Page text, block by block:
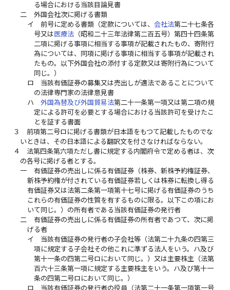
る場合における当該目論見書
二
外国会社次に掲げる書類
イ
前号に定める書類（定款については、 会社法第二十七条各
号又は医療法（昭和二十三年法律第二百五号）第四十四条第
二項に掲げる事項に相当する事項が記載されたもの、寄附行
為については、同項に掲げる事項に相当する事項が記載され
たもの。以下外国会社の添付する定款又は寄附行為について
同じ。）
ロ
当該有価証券の募集又は売出しが適法であることについて
の法律専門家の法律意見書
ハ
外国為替及び外国貿易法第二十一条第一項又は第二項の規
定による許可を必要とする場合における当該許可を受けたこ
とを証する書面
３
前項第二号ロに掲げる書類が日本語をもつて記載したものでな
いときは、その日本語による翻訳文を付さなければならない。
４
法第四条第六項ただし書に規定する内閣府令で定める者は、次
の各号に掲げる者とする。
一
有価証券の売出しに係る有価証券（株券、新株予約権証券、
新株予約権が付されている有価証券若しくは株券に転換し得る
有価証券又は法第二条第一項第十七号に掲げる有価証券のうち
これらの有価証券の性質を有するものに限る。以下この項にお
いて同じ。）の所有者である当該有価証券の発行者
二
有価証券の売出しに係る有価証券の所有者であつて、次に掲
げる者
イ
当該有価証券の発行者の子会社等（法第二十九条の四第三
項に規定する子会社その他これに準ずる法人をいう。ハ及び
第十一条の四第二号ロにおいて同じ。）又は主要株主（法第
百六十三条第一項に規定する主要株主をいう。ハ及び第十一
条の四第二号ロにおいて同じ。）
ロ
当該有価証券の発行者の役員（法第二十一条第一項第一号